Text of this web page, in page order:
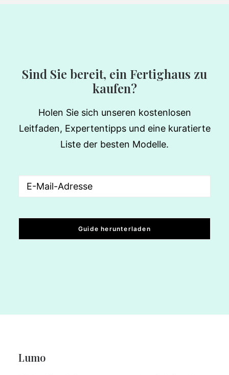
Sind Sie bereit, ein Fertighaus zu
kaufen?
Holen Sie sich unseren kostenlosen
Leitfaden, Expertentipps und eine kuratierte
Liste der besten Modelle.
Email(erforderlich)
Lumo